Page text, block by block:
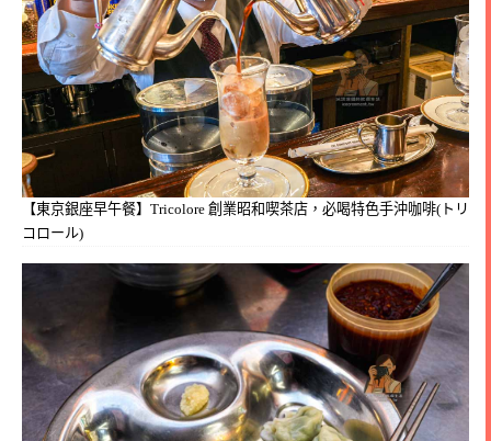
【東京銀座早午餐】Tricolore 創業昭和喫茶店，必喝特色手沖咖啡(トリ
コロール)